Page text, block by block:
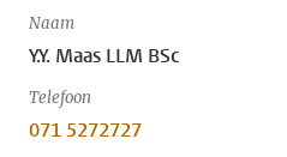
Naam
Y.Y. Maas LLM BSc
Telefoon
071 5272727